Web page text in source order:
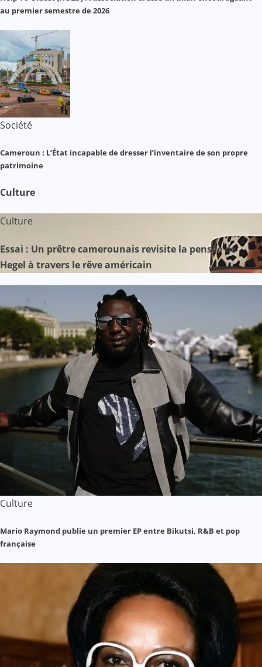
au premier semestre de 2026
Société
Cameroun : L’État incapable de dresser l’inventaire de son propre
patrimoine
Culture
Culture
Essai : Un prêtre camerounais revisite la pensée de
Hegel à travers le rêve américain
Culture
Mario Raymond publie un premier EP entre Bikutsi, R&B et pop
française